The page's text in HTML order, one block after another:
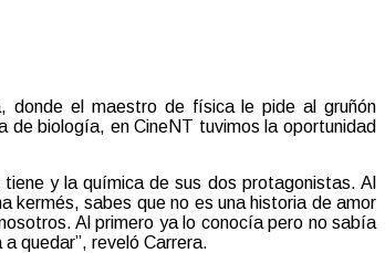
donde el maestro de física le pide al gruñón
de biología, en CineNT tuvimos la oportunidad
y la química de sus dos protagonistas. Al
kermés, sabes que no es una historia de amor
Al primero ya lo conocía pero no sabía
quedar”, reveló Carrera.